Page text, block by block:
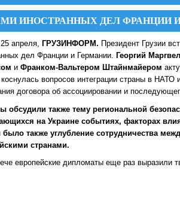
ИНОСТРАННЫХ ДЕЛ ФРАНЦИИ
апреля, ГРУЗИНФОРМ. Президент Грузии
дел Франции и Германии. Георгий
и Франком-Вальтером Штайнмайером
вопросов интеграции страны в
договора об ассоциировании и
обсудили также тему региональной
на Украине событиях, факторах
также углубление сотрудничества
странами.
европейские дипломаты еще раз выразили